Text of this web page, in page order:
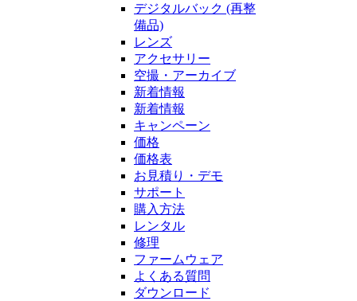
デジタルバック (再整
備品)
レンズ
アクセサリー
空撮・アーカイブ
新着情報
新着情報
キャンペーン
価格
価格表
お見積り・デモ
サポート
購入方法
レンタル
修理
ファームウェア
よくある質問
ダウンロード